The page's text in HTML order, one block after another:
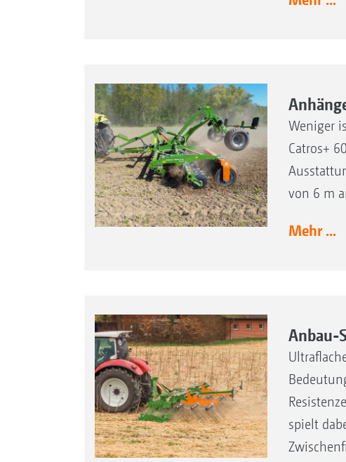
Weniger
Catros+
von 6 m
Mehr ...
Anbau-
spielt